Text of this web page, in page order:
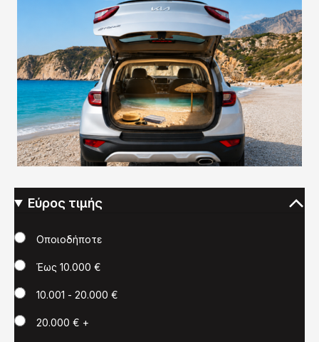
Εύρος τιμής
ΤιμήΟποιοδήποτε
Έως 10.000 €
10.001 - 20.000 €
20.000 € +